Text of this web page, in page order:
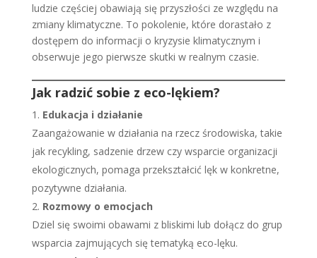
ludzie częściej obawiają się przyszłości ze względu na
zmiany klimatyczne. To pokolenie, które dorastało z
dostępem do informacji o kryzysie klimatycznym i
obserwuje jego pierwsze skutki w realnym czasie.
Jak radzić sobie z eco-lękiem?
Edukacja i działanie
Zaangażowanie w działania na rzecz środowiska, takie
jak recykling, sadzenie drzew czy wsparcie organizacji
ekologicznych, pomaga przekształcić lęk w konkretne,
pozytywne działania.
Rozmowy o emocjach
Dziel się swoimi obawami z bliskimi lub dołącz do grup
wsparcia zajmujących się tematyką eco-lęku.